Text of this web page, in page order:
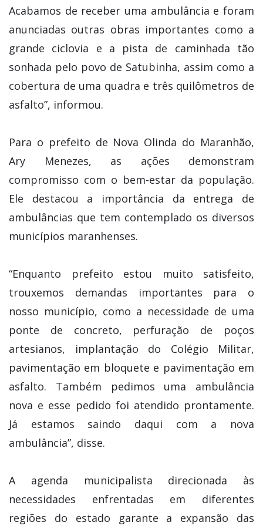
Acabamos de receber uma ambulância e foram
anunciadas outras obras importantes como a
grande ciclovia e a pista de caminhada tão
sonhada pelo povo de Satubinha, assim como a
cobertura de uma quadra e três quilômetros de
asfalto”, informou.
Para o prefeito de Nova Olinda do Maranhão,
Ary Menezes, as ações demonstram
compromisso com o bem-estar da população.
Ele destacou a importância da entrega de
ambulâncias que tem contemplado os diversos
municípios maranhenses.
“Enquanto prefeito estou muito satisfeito,
trouxemos demandas importantes para o
nosso município, como a necessidade de uma
ponte de concreto, perfuração de poços
artesianos, implantação do Colégio Militar,
pavimentação em bloquete e pavimentação em
asfalto. Também pedimos uma ambulância
nova e esse pedido foi atendido prontamente.
Já estamos saindo daqui com a nova
ambulância”, disse.
A agenda municipalista direcionada às
necessidades enfrentadas em diferentes
regiões do estado garante a expansão das